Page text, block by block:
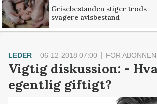
Grisebestanden stiger trods
svagere avlsbestand
LEDER 06-12-2018 07:00 FOR
Vigtig diskussion: -
egentlig giftigt?